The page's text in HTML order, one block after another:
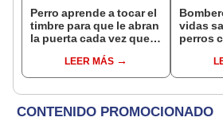
Perro aprende a tocar el
timbre para que le abran
la puerta cada vez que
LEER MÁS
vidas
perros
zona
[VIDEO]